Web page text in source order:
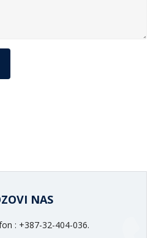
NAS
: +387-32-404-036.